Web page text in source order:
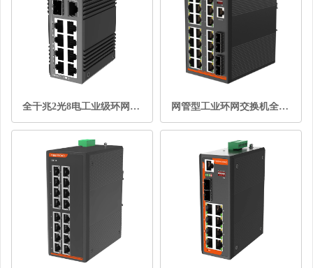
全千兆2光8电工业级环网交换机管理型 网管型工业环网交换机全千兆24电口4光口导轨式(PoE可选)